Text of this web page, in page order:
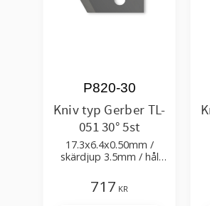
Kniv typ Gerber TL-
051 30° 5st
17.3x6.4x0.50mm /
skärdjup 3.5mm / hål
P820-30
717 KR